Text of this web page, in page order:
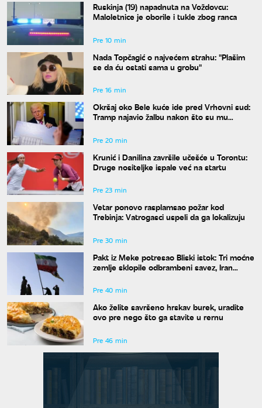
Ruskinja (19) napadnuta na Voždovcu:
Maloletnice je oborile i tukle zbog ranca
Pre 10 min
Nada Topčagić o najvećem strahu: "Plašim
se da ću ostati sama u grobu"
Pre 16 min
Okršaj oko Bele kuće ide pred Vrhovni sud:
Tramp najavio žalbu nakon što su mu
Pre 20 min
Krunić i Danilina završile učešće u Torontu:
Druge nositeljke ispale već na startu
Pre 23 min
Vetar ponovo rasplamsao požar kod
Trebinja: Vatrogasci uspeli da ga lokalizuju
Pre 30 min
Pakt iz Meke potresao Bliski istok: Tri moćne
zemlje sklopile odbrambeni savez, Iran
Pre 40 min
Ako želite savršeno hrskav burek, uradite
ovo pre nego što ga stavite u rernu
Pre 46 min